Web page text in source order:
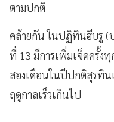
ตามปกติ
คล้ายกัน ในปฏิทินฮีบรู
ที่ 13 มีการเพิ่มเจ็ดครั้ง
สองเดือนในปีปกติสุรทิ
ฤดูกาลเร็วเกินไป